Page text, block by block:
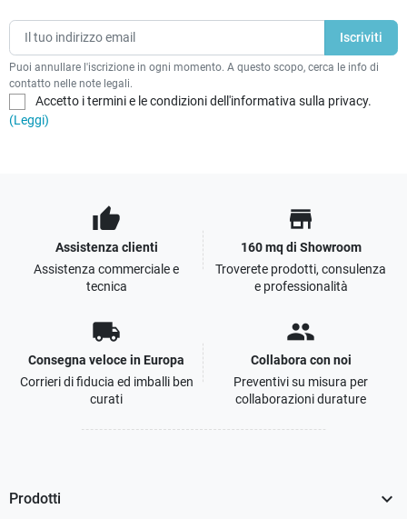
Puoi annullare l'iscrizione in ogni momento. A questo scopo, cerca le info di
contatto nelle note legali.
Accetto i termini e le condizioni dell'informativa sulla privacy.
(Leggi)
thumb_up
Assistenza clienti
Assistenza commerciale e
tecnica
store
160 mq di Showroom
Troverete prodotti, consulenza
e professionalità
local_shipping
Consegna veloce in Europa
Corrieri di fiducia ed imballi ben
curati
people
Collabora con noi
Preventivi su misura per
collaborazioni durature
Prodotti 